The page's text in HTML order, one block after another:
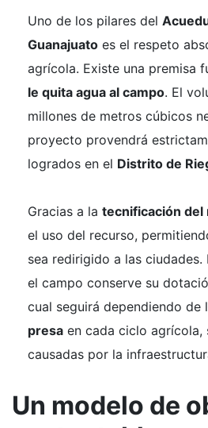
Uno de los pilares del
Guanajuato es el respeto
agrícola. Existe una premisa
le quita agua al campo. El
millones de metros cúbicos
proyecto provendrá
logrados en el Distrito de
Gracias a la tecnificación del
el uso del recurso,
sea redirigido a las
el campo conserve su
cual seguirá dependiendo de
presa en cada ciclo agrícola,
causadas por la
Un modelo de